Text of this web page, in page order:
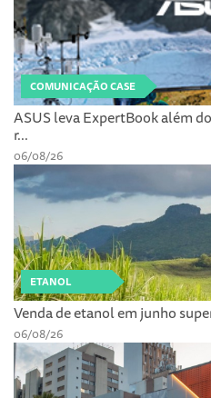
COMUNICAÇÃO CASE
ASUS leva ExpertBook além
r...
06/08/26
ETANOL
Venda de etanol em junho
06/08/26